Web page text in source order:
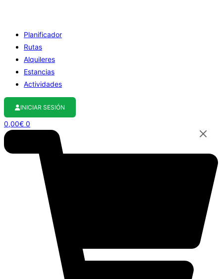
Planificador
Rutas
Alquileres
Estancias
Actividades
INICIAR SESIÓN
0,00€ 0